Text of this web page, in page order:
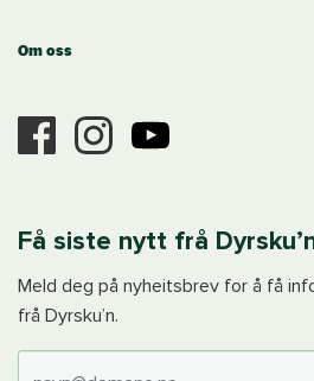
Om oss
Få siste nytt frå
Meld deg på nyheitsbrev for å få
frå Dyrsku’n.